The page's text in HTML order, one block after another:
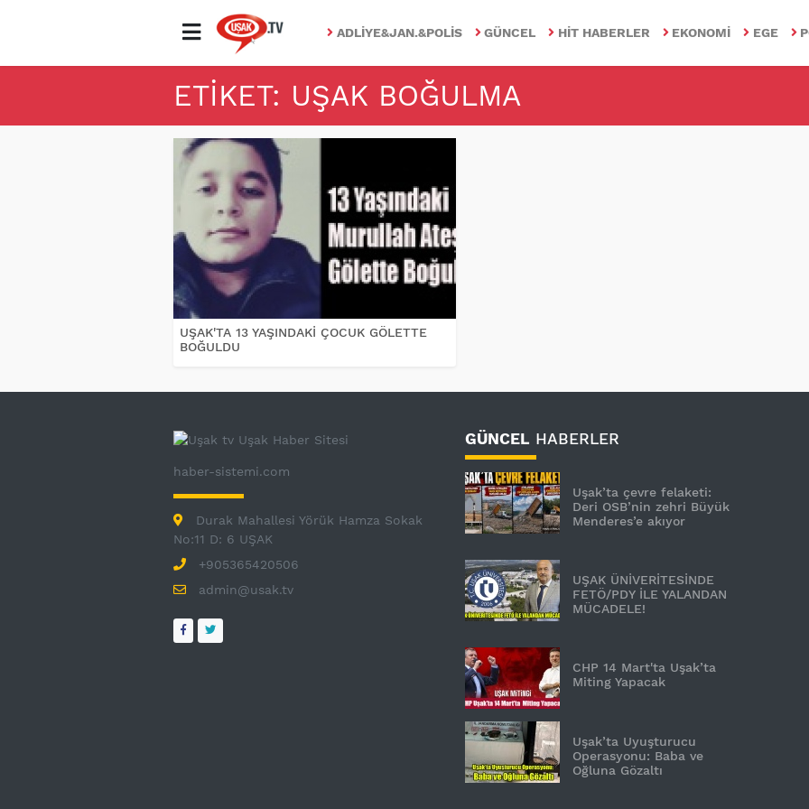
ADLIYE&JAN.&POLIS GÜNCEL HIT HABERLER EKONOMI EGE
ETIKET: UŞAK BOĞULMA
UŞAK'TA 13 YAŞINDAKİ ÇOCUK GÖLETTE
BOĞULDU
haber-sistemi.com
Durak Mahallesi Yörük Hamza Sokak
No:11 D: 6 UŞAK
+905365420506
admin@usak.tv
GÜNCEL HABERLER
Uşak’ta çevre felaketi:
Deri OSB’nin zehri Büyük
Menderes’e akıyor
UŞAK ÜNİVERİTESİNDE
FETÖ/PDY İLE YALANDAN
MÜCADELE!
CHP 14 Mart'ta Uşak’ta
Miting Yapacak
Uşak’ta Uyuşturucu
Operasyonu: Baba ve
Oğluna Gözaltı